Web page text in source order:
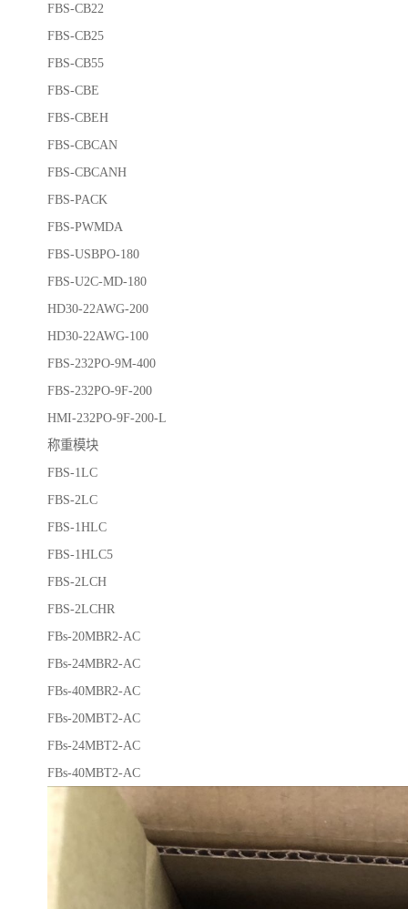
FBS-CB22
FBS-CB25
FBS-CB55
FBS-CBE
FBS-CBEH
FBS-CBCAN
FBS-CBCANH
FBS-PACK
FBS-PWMDA
FBS-USBPO-180
FBS-U2C-MD-180
HD30-22AWG-200
HD30-22AWG-100
FBS-232PO-9M-400
FBS-232PO-9F-200
HMI-232PO-9F-200-L
称重模块
FBS-1LC
FBS-2LC
FBS-1HLC
FBS-1HLC5
FBS-2LCH
FBS-2LCHR
FBs-20MBR2-AC
FBs-24MBR2-AC
FBs-40MBR2-AC
FBs-20MBT2-AC
FBs-24MBT2-AC
FBs-40MBT2-AC